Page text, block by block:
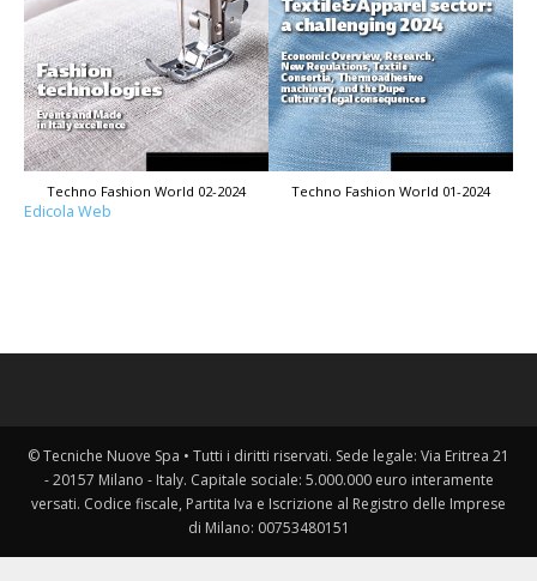
Techno Fashion World 02-2024 Techno Fashion World 01-2024
Edicola Web
© Tecniche Nuove Spa • Tutti i diritti riservati. Sede legale: Via Eritrea 21
- 20157 Milano - Italy. Capitale sociale: 5.000.000 euro interamente
versati. Codice fiscale, Partita Iva e Iscrizione al Registro delle Imprese
di Milano: 00753480151